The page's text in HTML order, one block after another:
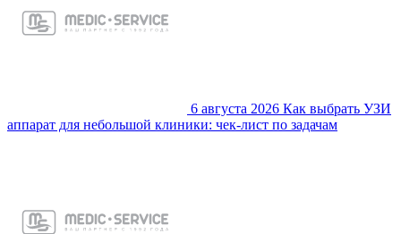
6 августа 2026 Как выбрать УЗИ
аппарат для небольшой клиники: чек-лист по задачам